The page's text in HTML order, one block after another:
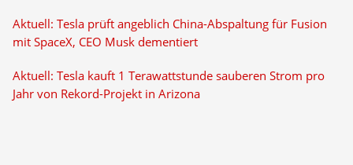
Aktuell: Tesla prüft angeblich China-Abspaltung für Fusion
mit SpaceX, CEO Musk dementiert
Aktuell: Tesla kauft 1 Terawattstunde sauberen Strom pro
Jahr von Rekord-Projekt in Arizona